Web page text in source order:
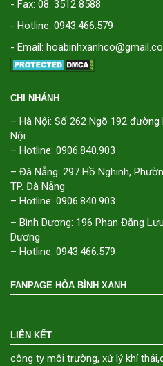
- Fax: 08. 3512 8588
- Hotline: 0943.466.579
- Email:
CHI NHÁNH
– Hà Nội: Số 262 Ngõ 192
Nội
– Hotline: 0906.840.903
– Đà Nẵng: 297 Hồ Nghinh,
TP. Đà Nẵng
– Hotline: 0906.840.903
– Bình Dương: 196 Phan Đăng
Dương
– Hotline: 0943.466.579
FANPAGE HÒA BÌNH XANH
LIÊN KẾT
công ty môi trường, xử lý khí thải,